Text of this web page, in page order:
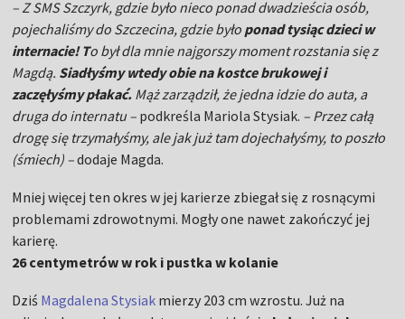
– Z SMS Szczyrk, gdzie było nieco ponad dwadzieścia osób,
pojechaliśmy do Szczecina, gdzie było ponad tysiąc dzieci w
internacie! To był dla mnie najgorszy moment rozstania się z
Magdą. Siadłyśmy wtedy obie na kostce brukowej i
zaczęłyśmy płakać. Mąż zarządził, że jedna idzie do auta, a
druga do internatu – podkreśla Mariola Stysiak. – Przez całą
drogę się trzymałyśmy, ale jak już tam dojechałyśmy, to poszło
(śmiech) –dodaje Magda.
Mniej więcej ten okres w jej karierze zbiegał się z rosnącymi
problemami zdrowotnymi. Mogły one nawet zakończyć jej
karierę.
26 centymetrów w rok i pustka w kolanie
Dziś Magdalena Stysiak mierzy 203 cm wzrostu. Już na